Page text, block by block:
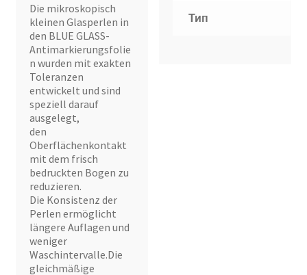
Die mikroskopisch
kleinen Glasperlen in
den BLUE GLASS-
Antimarkierungsfolie
n wurden mit exakten
Toleranzen
entwickelt und sind
speziell darauf
ausgelegt,
den
Oberflächenkontakt
mit dem frisch
bedruckten Bogen zu
reduzieren.
Die Konsistenz der
Perlen ermöglicht
längere Auflagen und
weniger
Waschintervalle.Die
gleichmäßige
Тип